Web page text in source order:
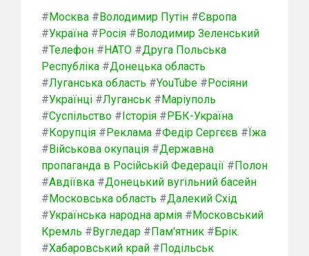
#Москва #Володимир Путін #Європа
#Україна #Росія #Володимир Зеленський
#Телефон #НАТО #Друга Польська
Республіка #Донецька область
#Луганська область #YouTube #Росіяни
#Українці #Луганськ #Маріуполь
#Суспільство #Історія #РБК-Україна
#Корупція #Реклама #Федір Сергєєв #Їжа
#Військова окупація #Державна
пропаганда в Російській Федерації #Полон
#Авдіївка #Донецький вугільний басейн
#Московська область #Далекий Схід
#Українська народна армія #Московський
Кремль #Вугледар #Пам'ятник #Брік.
#Хабаровський край #Подільськ